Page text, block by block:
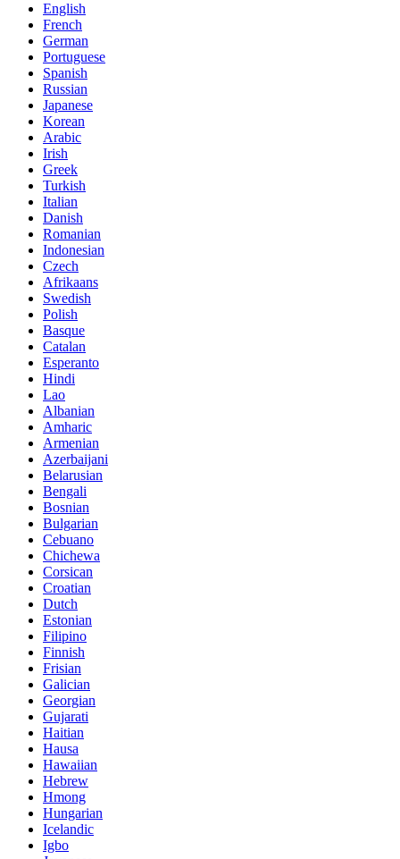
English
French
German
Portuguese
Spanish
Russian
Japanese
Korean
Arabic
Irish
Greek
Turkish
Italian
Danish
Romanian
Indonesian
Czech
Afrikaans
Swedish
Polish
Basque
Catalan
Esperanto
Hindi
Lao
Albanian
Amharic
Armenian
Azerbaijani
Belarusian
Bengali
Bosnian
Bulgarian
Cebuano
Chichewa
Corsican
Croatian
Dutch
Estonian
Filipino
Finnish
Frisian
Galician
Georgian
Gujarati
Haitian
Hausa
Hawaiian
Hebrew
Hmong
Hungarian
Icelandic
Igbo